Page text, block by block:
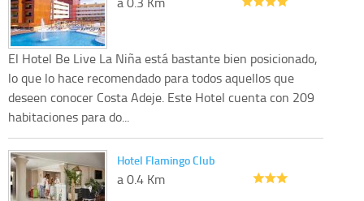
El Hotel Be Live La Niña está bastante bien posicionado,
lo que lo hace recomendado para todos aquellos que
deseen conocer Costa Adeje. Este Hotel cuenta con 209
habitaciones para do...
Hotel Flamingo Club
a 0.4 Km